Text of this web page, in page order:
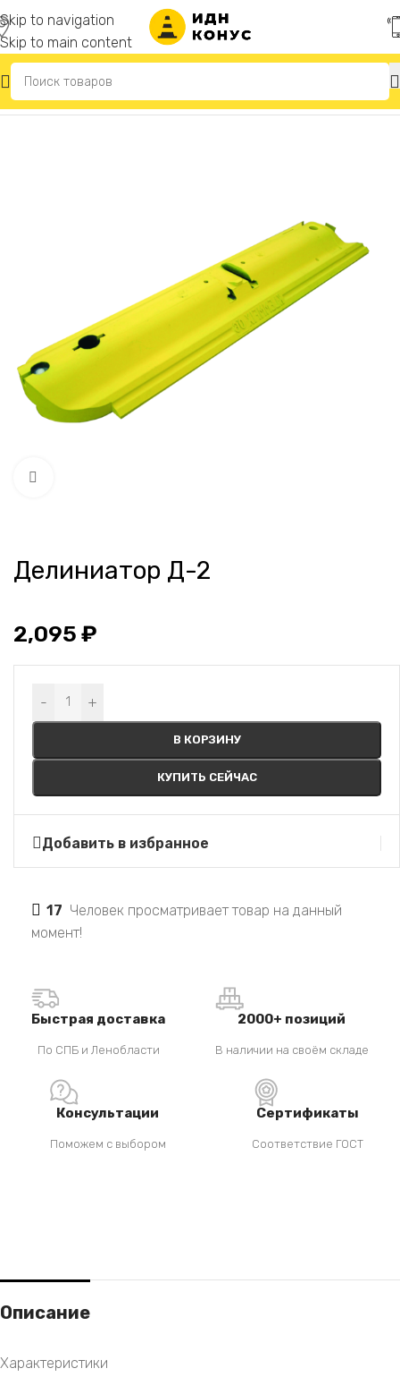
Skip to navigation
Skip to main content
Главная Делиниаторы дорожные
Делиниатор Д-2
2,095 ₽
- +
В КОРЗИНУ
КУПИТЬ СЕЙЧАС
Alternative:
Добавить в избранное
17 Человек просматривает товар на данный
момент!
Быстрая доставка
По СПБ и Ленобласти
2000+ позиций
В наличии на своём складе
Консультации
Поможем с выбором
Сертификаты
Соответствие ГОСТ
Описание
Характеристики